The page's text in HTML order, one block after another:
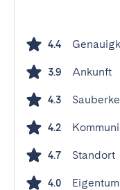
4.4
3.9 Ankunft
4.3
4.2
4.7 Standort
4.0 Eigentum